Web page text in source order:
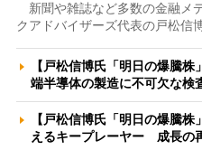
新聞や雑誌など多数の金融メ
クアドバイザーズ代表の戸松信
【戸松信博氏「明日の爆騰
端半導体の製造に不可欠な検
【戸松信博氏「明日の爆騰
えるキープレーヤー 成長の